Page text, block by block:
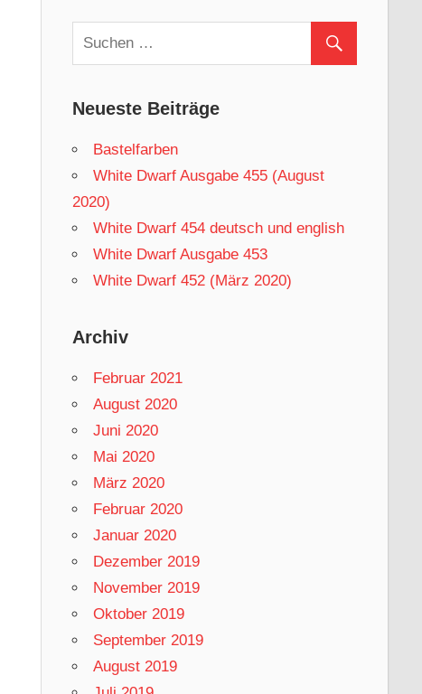
Neueste Beiträge
Bastelfarben
White Dwarf Ausgabe 455 (August
2020)
White Dwarf 454 deutsch und english
White Dwarf Ausgabe 453
White Dwarf 452 (März 2020)
Archiv
Februar 2021
August 2020
Juni 2020
Mai 2020
März 2020
Februar 2020
Januar 2020
Dezember 2019
November 2019
Oktober 2019
September 2019
August 2019